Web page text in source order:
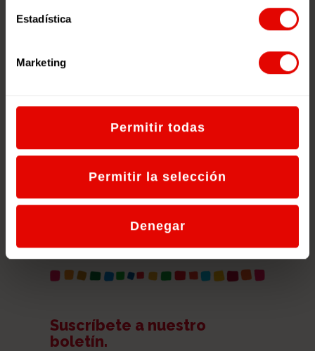
Estadística
Marketing
Permitir todas
Permitir la selección
Denegar
¿Qué motiva a los jóvenes a ser
¿Qué motiva al profesorado a
jóvenes estén redes juveniles?
¿Supone un gran compromiso para
Suscríbete a nuestro
boletín.